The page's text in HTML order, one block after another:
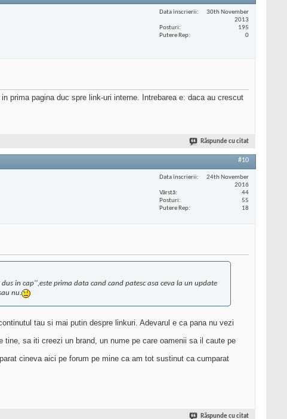
Data înscrierii
30th November
2013
Posturi
195
Putere Rep
0
prima pagina duc spre link-uri interne. Intrebarea e: daca au crescut
Răspunde cu citat
#10
Data înscrierii
24th November
2016
Vârstă
44
Posturi
55
Putere Rep
18
in cap'',este prima data cand cand patesc asa ceva la un update
nu.
tau si mai putin despre linkuri. Adevarul e ca pana nu vezi
sa iti creezi un brand, un nume pe care oamenii sa il caute pe
cineva aici pe forum pe mine ca am tot sustinut ca cumparat
Răspunde cu citat